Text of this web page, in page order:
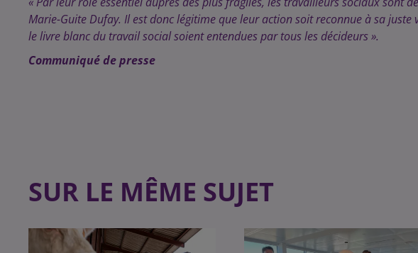
Marie-Guite Dufay. Il est donc légitime que leur action soit reconnue à sa
le livre blanc du travail social soient entendues par tous les décideurs ».
Communiqué de presse
SUR LE MÊME SUJET